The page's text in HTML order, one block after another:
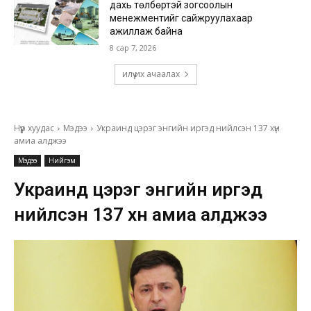
дахь төлбөртэй зогсоолын
менежментийг сайжруулахаар
ажиллаж байна
8 сар 7, 2026
илүү их ачаалах